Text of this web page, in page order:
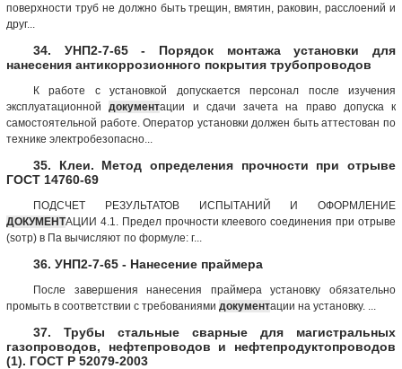
поверхности труб не должно быть трещин, вмятин, раковин, расслоений и
друг...
34. УНП2-7-65 - Порядок монтажа установки для
нанесения антикоррозионного покрытия трубопроводов
К работе с установкой допускается персонал после изучения
эксплуатационнойдокументации и сдачи зачета на право допуска к
самостоятельной работе. Оператор установки должен быть аттестован по
технике электробезопасно...
35. Клеи. Метод определения прочности при отрыве
ГОСТ 14760-69
ПОДСЧЕТ РЕЗУЛЬТАТОВ ИСПЫТАНИЙ И ОФОРМЛЕНИЕ
ДОКУМЕНТАЦИИ 4.1. Предел прочности клеевого соединения при отрыве
(sотр) в Па вычисляют по формуле: г...
36. УНП2-7-65 - Нанесение праймера
После завершения нанесения праймера установку обязательно
промыть в соответствии с требованиями документации на установку. ...
37. Трубы стальные сварные для магистральных
газопроводов, нефтепроводов и нефтепродуктопроводов
(1). ГОСТ Р 52079-2003